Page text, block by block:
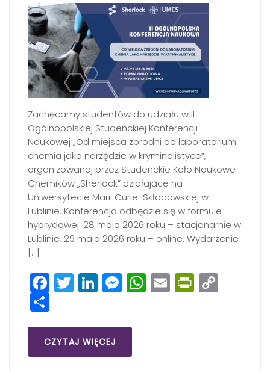
Zachęcamy studentów do udziału w II
Ogólnopolskiej Studenckiej Konferencji
Naukowej „Od miejsca zbrodni do laboratorium:
chemia jako narzędzie w kryminalistyce”,
organizowanej przez Studenckie Koło Naukowe
Chemików „Sherlock” działające na
Uniwersytecie Marii Curie-Skłodowskiej w
Lublinie. Konferencja odbędzie się w formule
hybrydowej: 28 maja 2026 roku – stacjonarnie w
Lublinie, 29 maja 2026 roku – online. Wydarzenie
[…]
Facebook
Twitter
LinkedIn
Messenger
WhatsApp
Email
Share
CZYTAJ WIĘCEJ